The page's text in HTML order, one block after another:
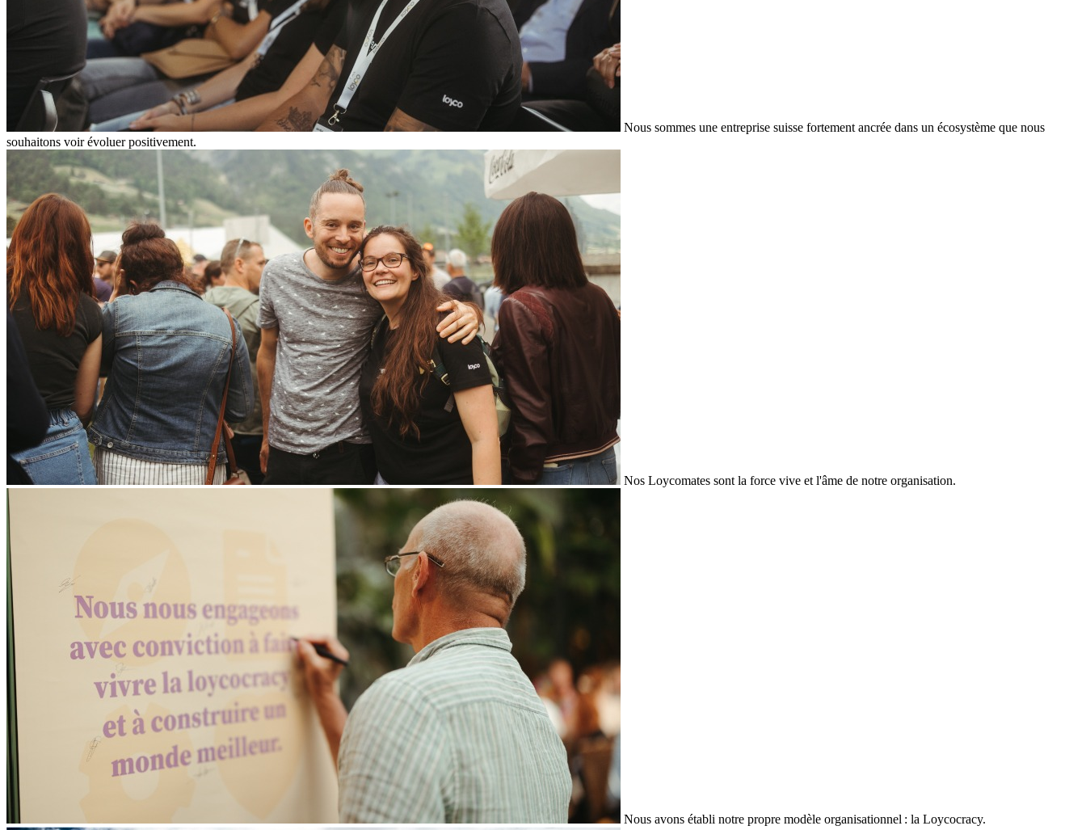
Nous sommes une entreprise suisse fortement ancrée dans un écosystème que nous
souhaitons voir évoluer positivement.
Nos Loycomates sont la force vive et l'âme de notre organisation.
Nous avons établi notre propre modèle organisationnel : la Loycocracy.